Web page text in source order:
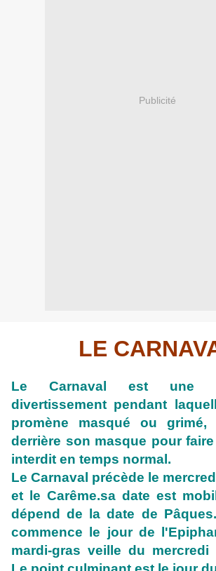
Publicité
LE
Le Carnaval est une
divertissement pendant
promène masqué ou
derrière son masque pour
interdit en temps normal.
Le Carnaval précède le
et le Carême.sa date est
dépend de la date de
commence le jour de
mardi-gras veille du mercredi